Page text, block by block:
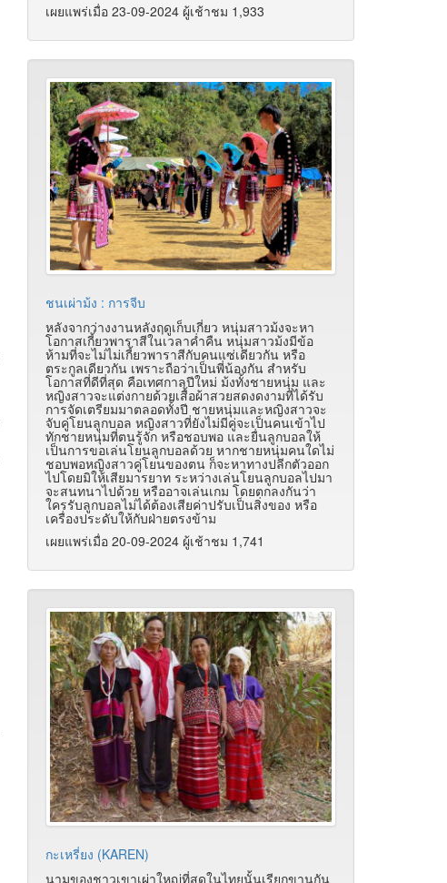
เผยแพร่เมื่อ 23-09-2024 ผู้เช้าชม 1,933
ชนเผ่าม้ง : การจีบ
หลังจากว่างงานหลังฤดูเก็บเกี่ยว หนุ่มสาวม้งจะหา
โอกาสเกี้ยวพาราสีในเวลาค่ำคืน หนุ่มสาวม้งมีข้อ
ห้ามที่จะไม่ไม่เกี้ยวพาราสีกับคนแซ่เดียวกัน หรือ
ตระกูลเดียวกัน เพราะถือว่าเป็นพี่น้องกัน สำหรับ
โอกาสที่ดีที่สุด คือเทศกาลปีใหม่ ม้งทั้งชายหนุ่ม และ
หญิงสาวจะแต่งกายด้วยเสื้อผ้าสวยสดงดงามที่ได้รับ
การจัดเตรียมมาตลอดทั้งปี ชายหนุ่มและหญิงสาวจะ
จับคู่โยนลูกบอล หญิงสาวที่ยังไม่มีคู่จะเป็นคนเข้าไป
ทักชายหนุ่มที่ตนรู้จัก หรือชอบพอ และยื่นลูกบอลให้
เป็นการขอเล่นโยนลูกบอลด้วย หากชายหนุ่มคนใดไม่
ชอบพอหญิงสาวคู่โยนของตน ก็จะหาทางปลีกตัวออก
ไปโดยมิให้เสียมารยาท ระหว่างเล่นโยนลูกบอลไปมา
จะสนทนาไปด้วย หรืออาจเล่นเกม โดยตกลงกันว่า
ใครรับลูกบอลไม่ได้ต้องเสียค่าปรับเป็นสิ่งของ หรือ
เครื่องประดับให้กับฝ่ายตรงข้าม
เผยแพร่เมื่อ 20-09-2024 ผู้เช้าชม 1,741
กะเหรี่ยง (KAREN)
นามของชาวเขาเผ่าใหญ่ที่สุดในไทยนั้นเรียกขานกัน